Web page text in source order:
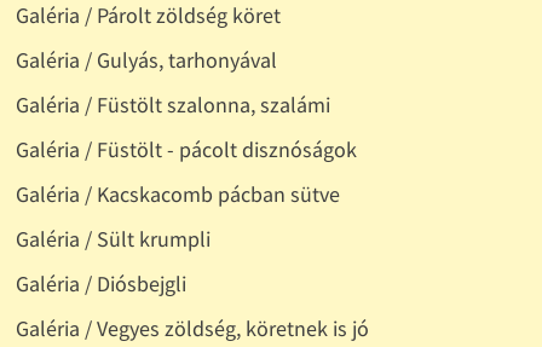
Galéria / Párolt zöldség köret
Galéria / Gulyás, tarhonyával
Galéria / Füstölt szalonna, szalámi
Galéria / Füstölt - pácolt disznóságok
Galéria / Kacskacomb pácban sütve
Galéria / Sült krumpli
Galéria / Diósbejgli
Galéria / Vegyes zöldség, köretnek is jó